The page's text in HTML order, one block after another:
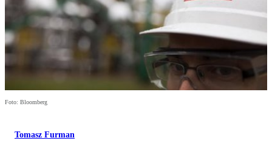
Foto: Bloomberg
Tomasz Furman